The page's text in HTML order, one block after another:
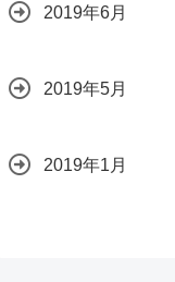
2019年6月
2019年5月
2019年1月